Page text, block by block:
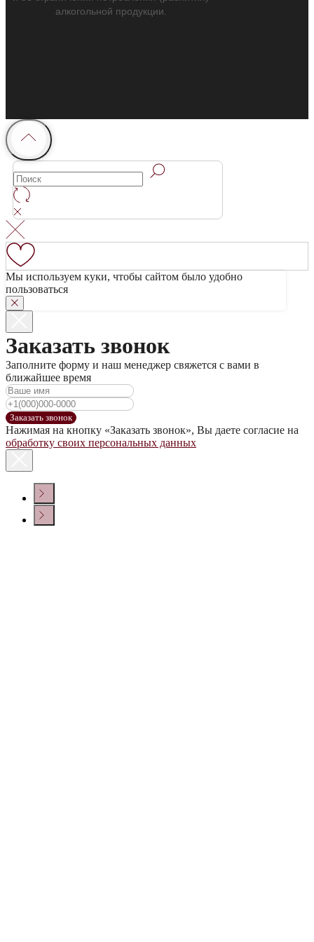
алкогольной продукции.
Мы используем куки, чтобы сайтом было удобно
пользоваться
Заказать звонок
Заполните форму и наш менеджер свяжется с вами в
ближайшее время
Заказать звонок
Нажимая на кнопку «Заказать звонок», Вы даете согласие на
обработку своих персональных данных